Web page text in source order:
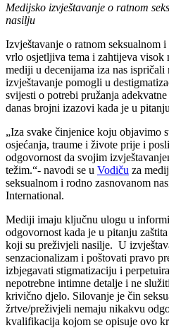
Medijsko izvještavanje o ratnom
nasilju
Izvještavanje o ratnom seksualnom
vrlo osjetljiva tema i zahtijeva visok
mediji u decenijama iza nas
izvještavanje pomogli u
svijesti o potrebi pružanja
danas brojni izazovi kada je u
„Iza svake činjenice koju objavimo
osjećanja, traume i živote prije i
odgovornost da svojim
težim.“- navodi se u Vodiču za
seksualnom i rodno zasnovanom
International.
Mediji imaju ključnu ulogu u
odgovornost kada je u pitanju
koji su preživjeli nasilje. U
senzacionalizam i poštovati pravo
izbjegavati stigmatizaciju i
nepotrebne intimne detalje i ne
krivično djelo. Silovanje je čin
žrtve/preživjeli nemaju nikakvu
kvalifikacija kojom se opisuje ovo